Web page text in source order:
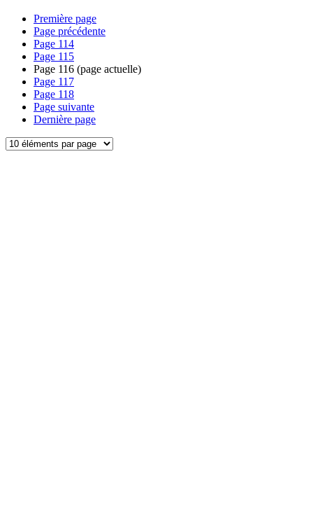
Première page
Page précédente
Page 114
Page 115
Page 116 (page actuelle)
Page 117
Page 118
Page suivante
Dernière page